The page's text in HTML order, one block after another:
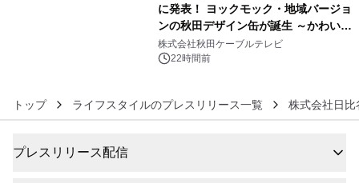
に発表！ ヨックモック・地域バージョ
ンの秋田デザイン缶が誕生 ～かわいい
秋田犬の子犬と秋田の四季と名所を巡
るパッケージ～ 9月1日(火)秋田県内で
株式会社秋田ケーブルテレビ
22時間前
トップ ライフスタイルのプレスリリース一覧 株式会社日
プレスリリース配信